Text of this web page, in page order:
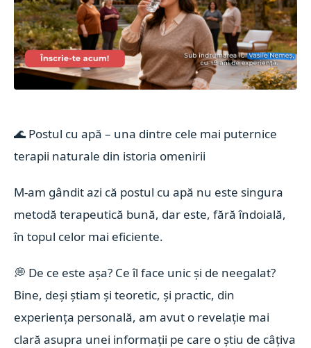
🌊 Postul cu apă – una dintre cele mai puternice
terapii naturale din istoria omenirii
M-am gândit azi că postul cu apă nu este singura
metodă terapeutică bună, dar este, fără îndoială,
în topul celor mai eficiente.
💭 De ce este așa? Ce îl face unic și de neegalat?
Bine, deși știam și teoretic, și practic, din
experiența personală, am avut o revelație mai
clară asupra unei informații pe care o știu de câțiva